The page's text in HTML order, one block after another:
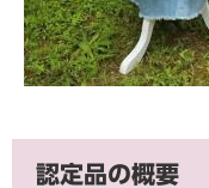
認定品の概要